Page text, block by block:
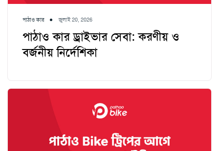
পাঠাও কার জুলাই 20, 2026
পাঠাও কার ড্রাইভার সেবা: করণীয় ও
বর্জনীয় নির্দেশিকা